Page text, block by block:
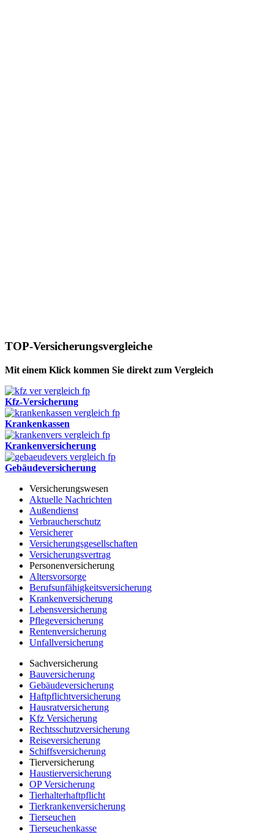
TOP-Versicherungsvergleiche
Mit einem Klick kommen Sie direkt zum Vergleich
Kfz-Versicherung
Krankenkassen
Krankenversicherung
Gebäudeversicherung
Versicherungswesen
Aktuelle Nachrichten
Außendienst
Verbraucherschutz
Versicherer
Versicherungsgesellschaften
Versicherungsvertrag
Personenversicherung
Altersvorsorge
Berufsunfähigkeitsversicherung
Krankenversicherung
Lebensversicherung
Pflegeversicherung
Rentenversicherung
Unfallversicherung
Sachversicherung
Bauversicherung
Gebäudeversicherung
Haftpflichtversicherung
Hausratversicherung
Kfz Versicherung
Rechtsschutzversicherung
Reiseversicherung
Schiffsversicherung
Tierversicherung
Haustierversicherung
OP Versicherung
Tierhalterhaftpflicht
Tierkrankenversicherung
Tierseuchen
Tierseuchenkasse